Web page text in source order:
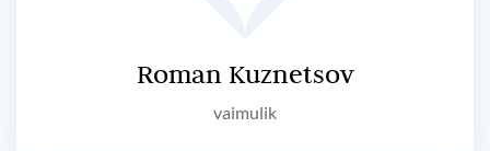
Roman Kuznetsov
vaimulik